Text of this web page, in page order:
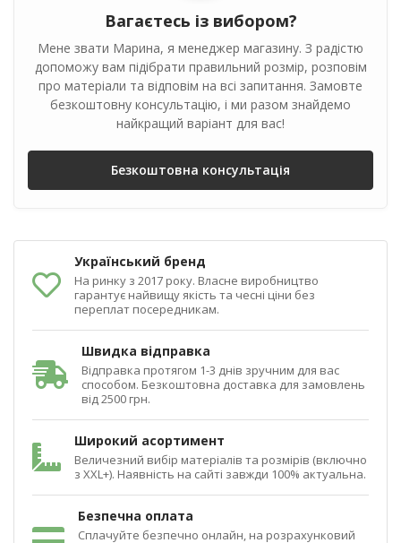
Вагаєтесь із вибором?
Мене звати Марина, я менеджер магазину. З радістю
допоможу вам підібрати правильний розмір, розповім
про матеріали та відповім на всі запитання. Замовте
безкоштовну консультацію, і ми разом знайдемо
найкращий варіант для вас!
Безкоштовна консультація
Український бренд
На ринку з 2017 року. Власне виробництво
гарантує найвищу якість та чесні ціни без
переплат посередникам.
Швидка відправка
Відправка протягом 1-3 днів зручним для вас
способом. Безкоштовна доставка для замовлень
від 2500 грн.
Широкий асортимент
Величезний вибір матеріалів та розмірів (включно
з XXL+). Наявність на сайті завжди 100% актуальна.
Безпечна оплата
Сплачуйте безпечно онлайн, на розрахунковий